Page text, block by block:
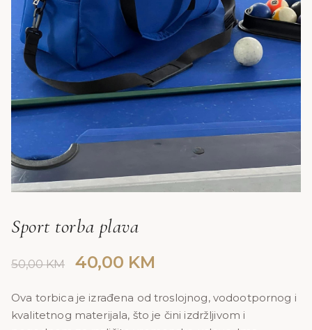
Sport torba plava
50,00KM
Original
was:
50,00 KM.
40,00 KM
is:
40,00 KM.
Ova torbica je izrađena od troslojnog, vodootpornog i
kvalitetnog materijala, što je čini izdržljivom i